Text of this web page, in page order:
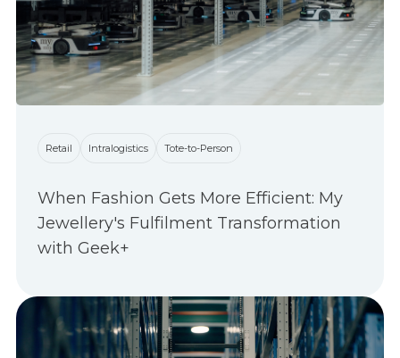
Retail Intralogistics Tote-to-Person
When Fashion Gets More Efficient: My
Jewellery's Fulfilment Transformation
with Geek+